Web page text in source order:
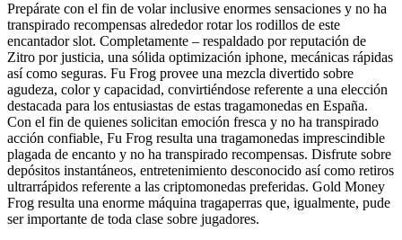
Prepárate con el fin de volar inclusive enormes sensaciones y no ha
transpirado recompensas alrededor rotar los rodillos de este
encantador slot. Completamente – respaldado por reputación de
Zitro por justicia, una sólida optimización iphone, mecánicas rápidas
así­ como seguras. Fu Frog provee una mezcla divertido sobre
agudeza, color y capacidad, convirtiéndose referente a una elección
destacada para los entusiastas de estas tragamonedas en España.
Con el fin de quienes solicitan emoción fresca y no ha transpirado
acción confiable, Fu Frog resulta una tragamonedas imprescindible
plagada de encanto y no ha transpirado recompensas. Disfrute sobre
depósitos instantáneos, entretenimiento desconocido así­ como retiros
ultrarrápidos referente a las criptomonedas preferidas. Gold Money
Frog resulta una enorme máquina tragaperras que, igualmente, pude
ser importante de toda clase sobre jugadores.